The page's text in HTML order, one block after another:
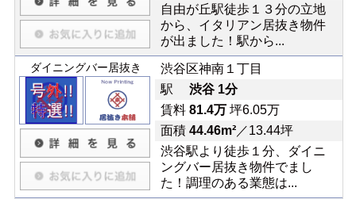
自由が丘駅徒歩１３分の立地
から、イタリアン居抜き物件
が出ました！駅から...
ダイニングバー居抜き
渋谷区神南１丁目
駅 渋谷 1分
賃料 81.4万坪6.05万
面積 44.46m²／13.44坪
渋谷駅より徒歩１分、ダイニ
ングバー居抜き物件でまし
た！調理のある業態は...